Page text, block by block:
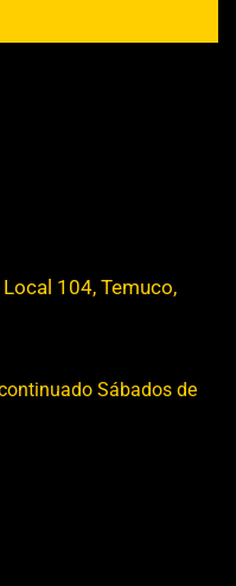
104, Temuco,
Sábados de